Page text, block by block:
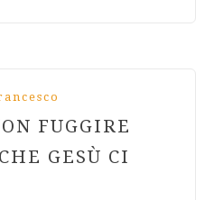
FUGGIRE
GESÙ CI